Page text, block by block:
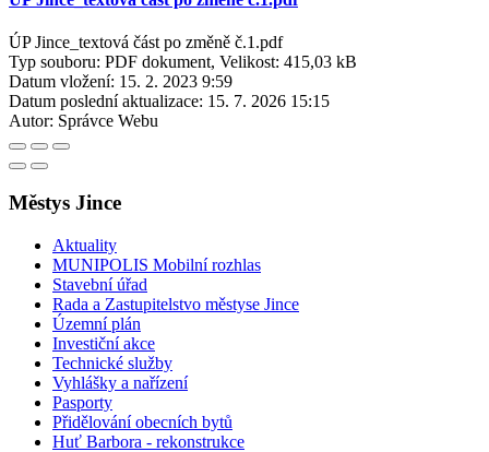
ÚP Jince_textová část po změně č.1.pdf
Typ souboru: PDF dokument, Velikost: 415,03 kB
Datum vložení: 15. 2. 2023 9:59
Datum poslední aktualizace: 15. 7. 2026 15:15
Autor: Správce Webu
Městys Jince
Aktuality
MUNIPOLIS Mobilní rozhlas
Stavební úřad
Rada a Zastupitelstvo městyse Jince
Územní plán
Investiční akce
Technické služby
Vyhlášky a nařízení
Pasporty
Přidělování obecních bytů
Huť Barbora - rekonstrukce